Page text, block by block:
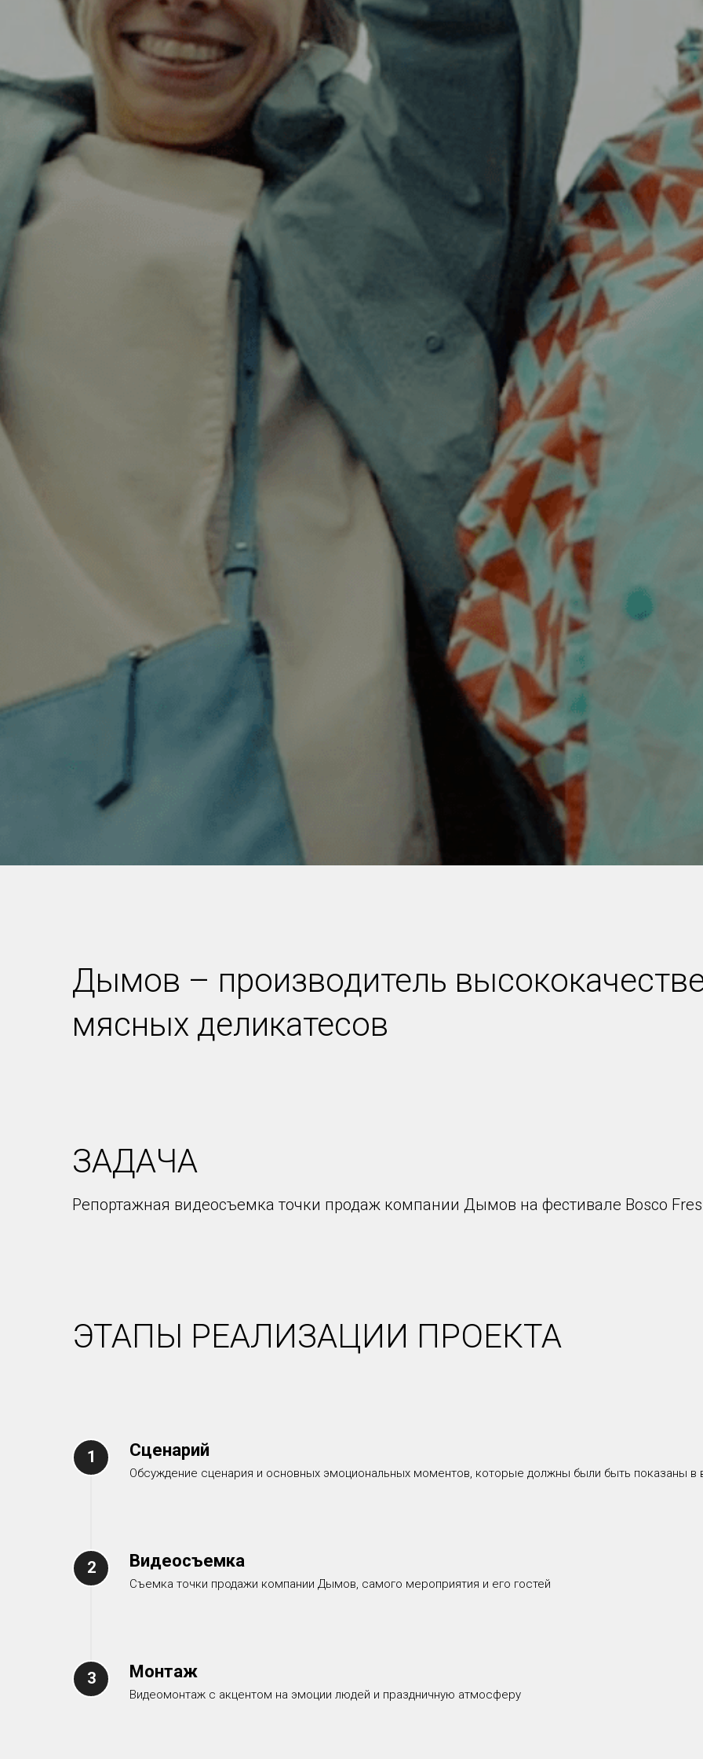
Дымов – производитель
мясных деликатесов
ЗАДАЧА
Репортажная видеосъемка точки продаж компании Дымов на фестивале Bosco
ЭТАПЫ РЕАЛИЗАЦИИ ПРОЕКТА
Сценарий
Обсуждение сценария и основных эмоциональных моментов, которые должны были быть показаны в
Видеосъемка
Съемка точки продажи компании Дымов, самого мероприятия и его гостей
Монтаж
Видеомонтаж с акцентом на эмоции людей и праздничную атмосферу